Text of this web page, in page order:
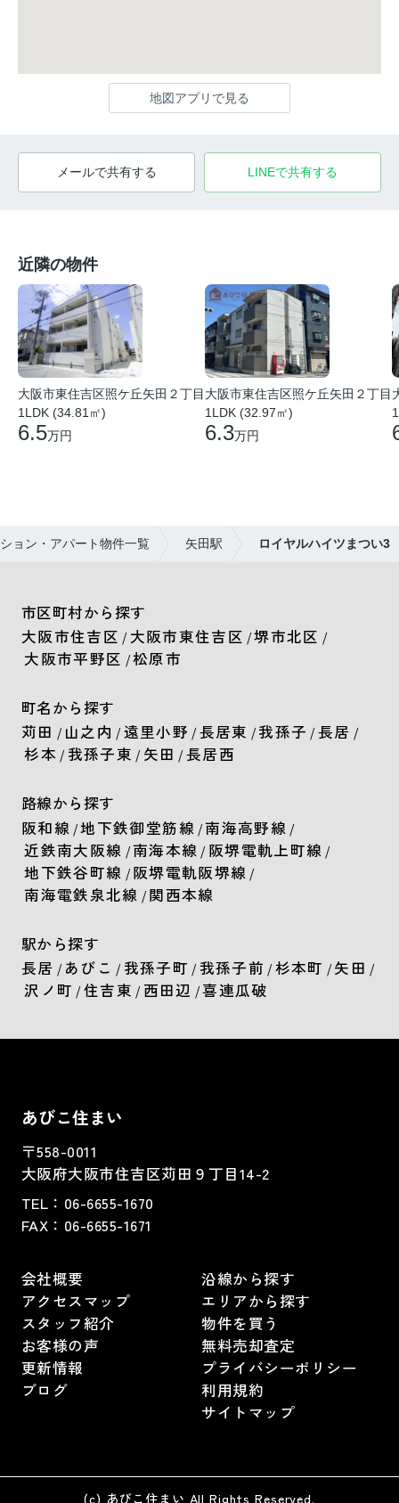
地図アプリで見る
メールで共有する LINEで共有する
近隣の物件
大阪市東住吉区照ケ丘矢田２丁目
1LDK (34.81㎡)
6.5万円
大阪市東住吉区照ケ丘矢田２丁目
1LDK (32.97㎡)
6.3万円
ョン・アパート物件一覧 矢田駅 ロイヤルハイツまつい3
市区町村から探す
大阪市住吉区 / 大阪市東住吉区 /堺市北区 /
大阪市平野区 /松原市
町名から探す
苅田 / 山之内 / 遠里小野 / 長居東 / 我孫子 / 長居 /
杉本 / 我孫子東 / 矢田 / 長居西
路線から探す
阪和線 /地下鉄御堂筋線 /南海高野線 /
近鉄南大阪線 /南海本線 / 阪堺電軌上町線 /
地下鉄谷町線 / 阪堺電軌阪堺線 /
南海電鉄泉北線 / 関西本線
駅から探す
長居 / あびこ / 我孫子町 / 我孫子前 / 杉本町 / 矢田 /
沢ノ町 / 住吉東 / 西田辺 /喜連瓜破
あびこ住まい
〒558-0011
大阪府大阪市住吉区苅田９丁目14-2
TEL： 06-6655-1670
FAX： 06-6655-1671
会社概要
アクセスマップ
スタッフ紹介
お客様の声
更新情報
ブログ
沿線から探す
エリアから探す
物件を買う
無料売却査定
プライバシーポリシー
利用規約
サイトマップ
(c) あびこ住まい All Rights Reserved.